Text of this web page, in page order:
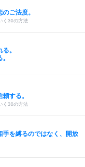
ご法度。
く30の方法
。
する。
く30の方法
手を縛るのではなく、開放